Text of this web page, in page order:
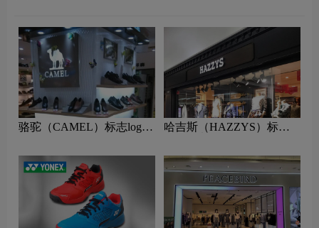
骆驼（CAMEL）标志logo
哈吉斯（HAZZYS）标志